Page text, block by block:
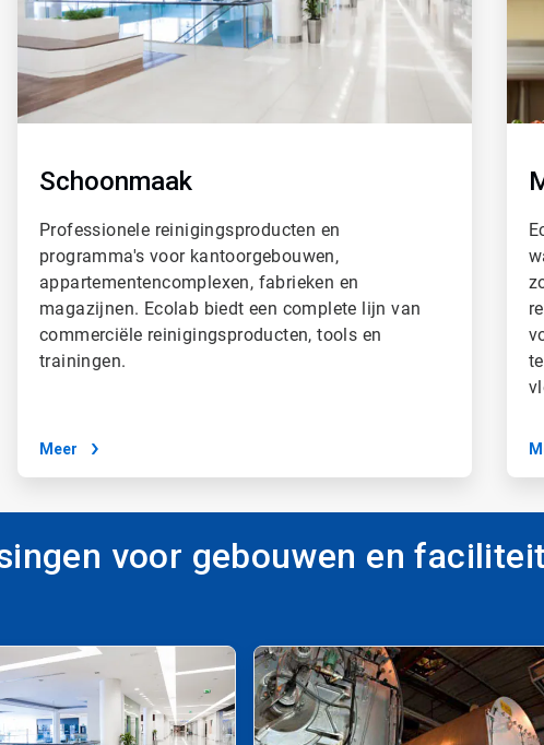
Schoonmaak
Professionele reinigingsproducten en
programma's voor kantoorgebouwen,
appartementencomplexen, fabrieken en
magazijnen. Ecolab biedt een complete lijn van
commerciële reinigingsproducten, tools en
trainingen.
Meer
voor gebouwen en